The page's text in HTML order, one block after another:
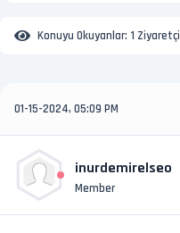
Konuyu Okuyanlar: 1 Ziyaretçi
01-15-2024, 05:09 PM
inurdemirelseo
Member